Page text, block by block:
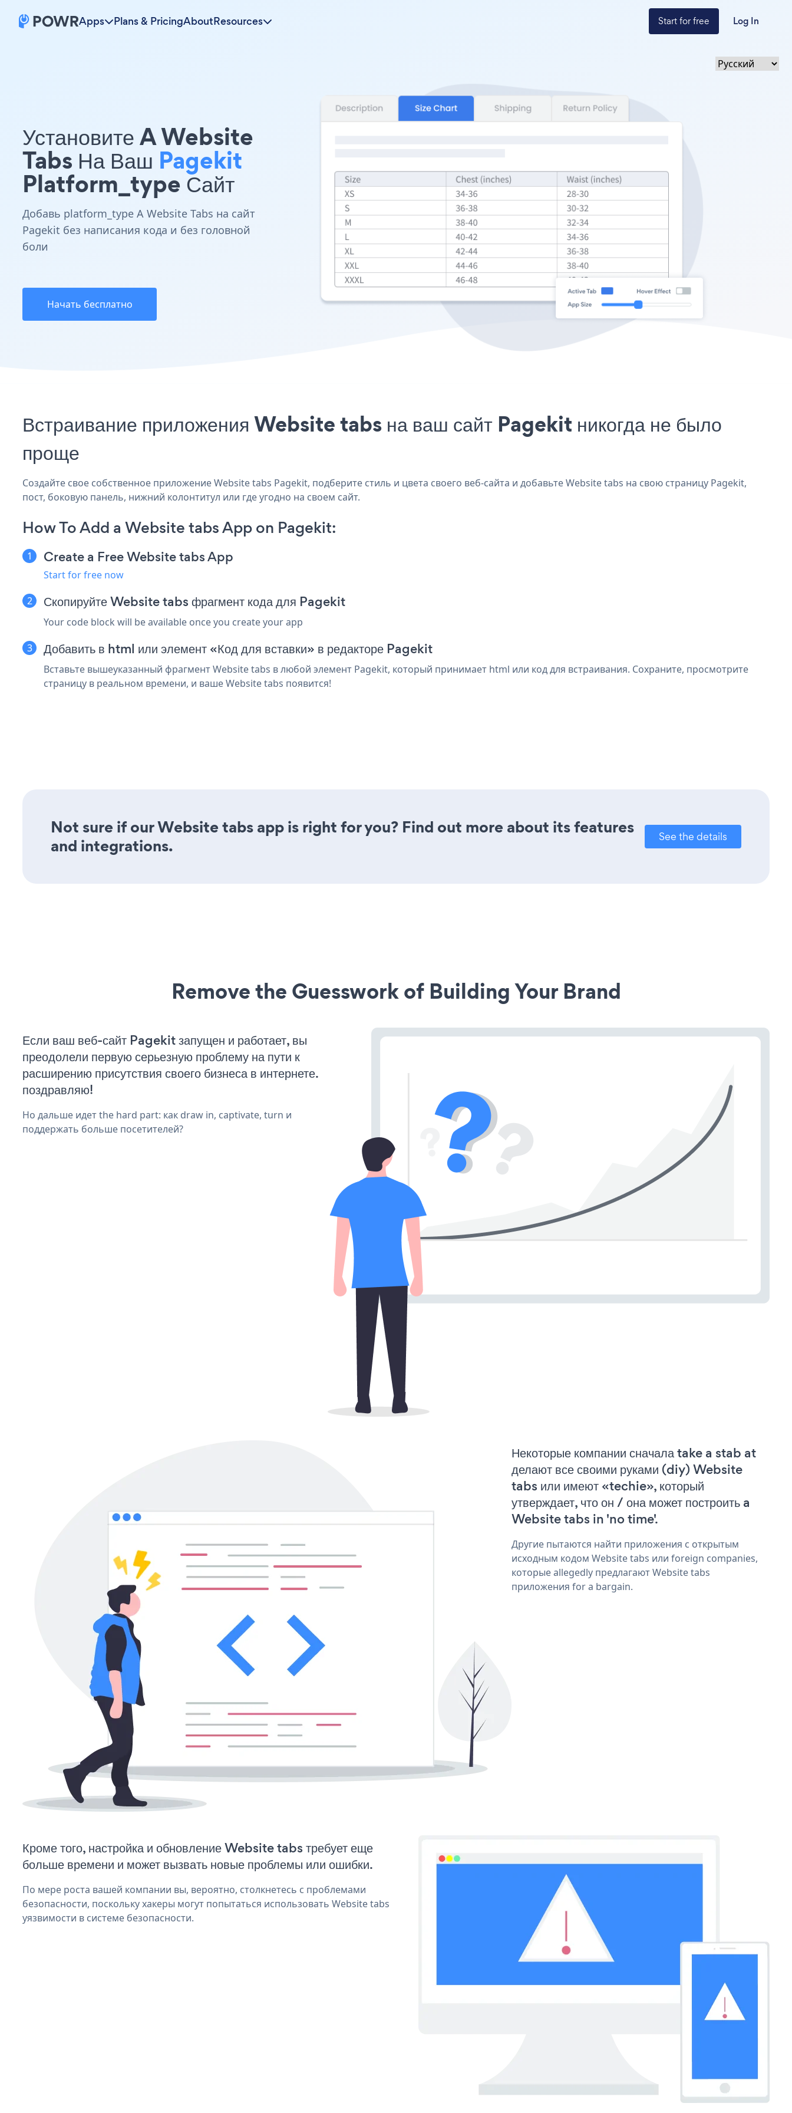
Apps Plans & PricingAboutResources Start for free Log In
Установите A Website
Tabs На Ваш Pagekit
Platform_type Сайт
Добавь platform_type A Website Tabs на сайт
Pagekit без написания кода и без головной
боли
Начать бесплатно
Встраивание приложения Website tabs на ваш сайт Pagekit никогда не было
проще
Создайте свое собственное приложение Website tabs Pagekit, подберите стиль и цвета своего веб-сайта и добавьте Website tabs на свою страницу Pagekit,
пост, боковую панель, нижний колонтитул или где угодно на своем сайт.
How To Add a Website tabs App on Pagekit:
Create a Free Website tabs App
Start for free now
Скопируйте Website tabs фрагмент кода для Pagekit
Your code block will be available once you create your app
Добавить в html или элемент «Код для вставки» в редакторе Pagekit
Вставьте вышеуказанный фрагмент Website tabs в любой элемент Pagekit, который принимает html или код для встраивания. Сохраните, просмотрите
страницу в реальном времени, и ваше Website tabs появится!
Not sure if our Website tabs app is right for you? Find out more about its features
and integrations.
See the details
Remove the Guesswork of Building Your Brand
Если ваш веб-сайт Pagekit запущен и работает, вы
преодолели первую серьезную проблему на пути к
расширению присутствия своего бизнеса в интернете.
поздравляю!
Но дальше идет the hard part: как draw in, captivate, turn и
поддержать больше посетителей?
Некоторые компании сначала take a stab at
делают все своими руками (diy) Website
tabs или имеют «techie», который
утверждает, что он / она может построить a
Website tabs in 'no time'.
Другие пытаются найти приложения с открытым
исходным кодом Website tabs или foreign companies,
которые allegedly предлагают Website tabs
приложения for a bargain.
Кроме того, настройка и обновление Website tabs требует еще
больше времени и может вызвать новые проблемы или ошибки.
По мере роста вашей компании вы, вероятно, столкнетесь с проблемами
безопасности, поскольку хакеры могут попытаться использовать Website tabs
уязвимости в системе безопасности.